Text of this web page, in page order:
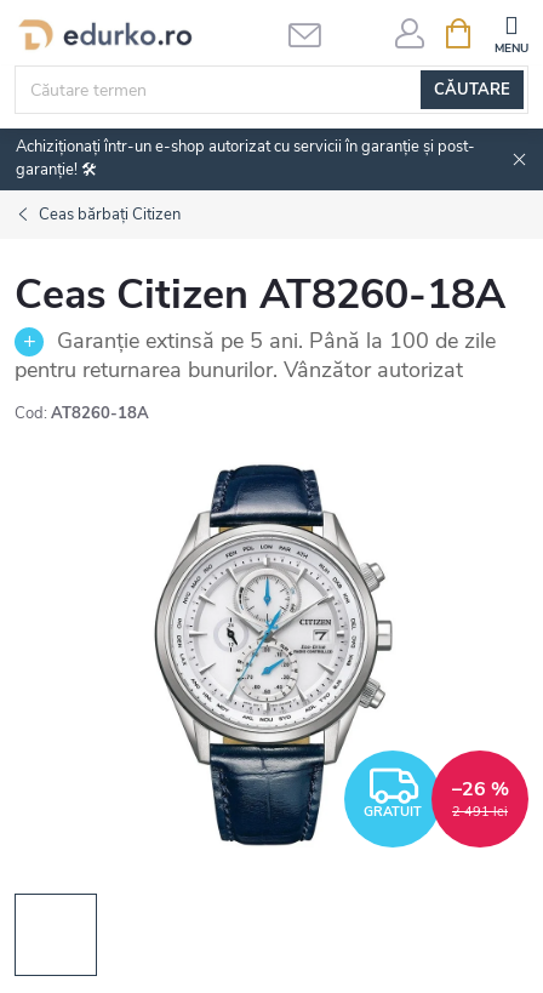
Treci
conținut
CĂUTARE
DE
Achiziționați într-un e-shop autorizat cu servicii în garanție și post-
garanție! 🛠️
Ceas bărbați Citizen
Ceas Citizen AT8260-18A
Garanție extinsă pe 5 ani. Până la 100 de zile
pentru returnarea bunurilor. Vânzător autorizat
Cod: AT8260-18A
GRATUIT 2 491 lei
–26 %